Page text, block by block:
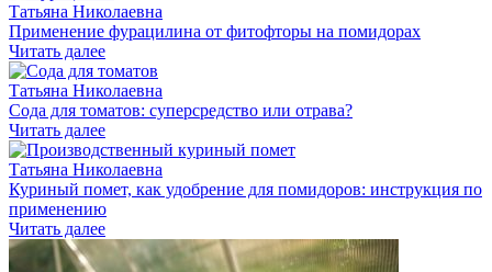
Татьяна Николаевна
Применение фурацилина от фитофторы на помидорах
Читать далее
Татьяна Николаевна
Сода для томатов: суперсредство или отрава?
Читать далее
Татьяна Николаевна
Куриный помет, как удобрение для помидоров: инструкция по
применению
Читать далее